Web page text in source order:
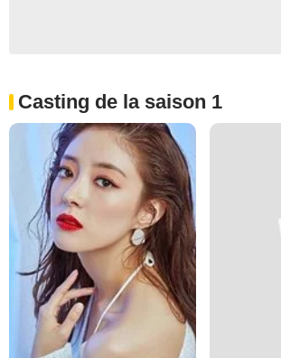
Casting de la saison 1